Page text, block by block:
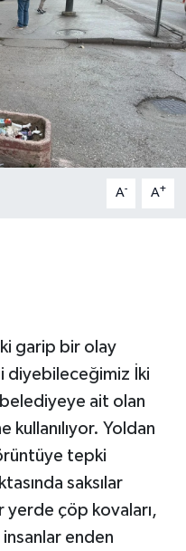
A- A+
garip bir olay
diyebileceğimiz İki
ait olan
kullanılıyor. Yoldan
tepki
saksılar
çöp kovaları,
enden